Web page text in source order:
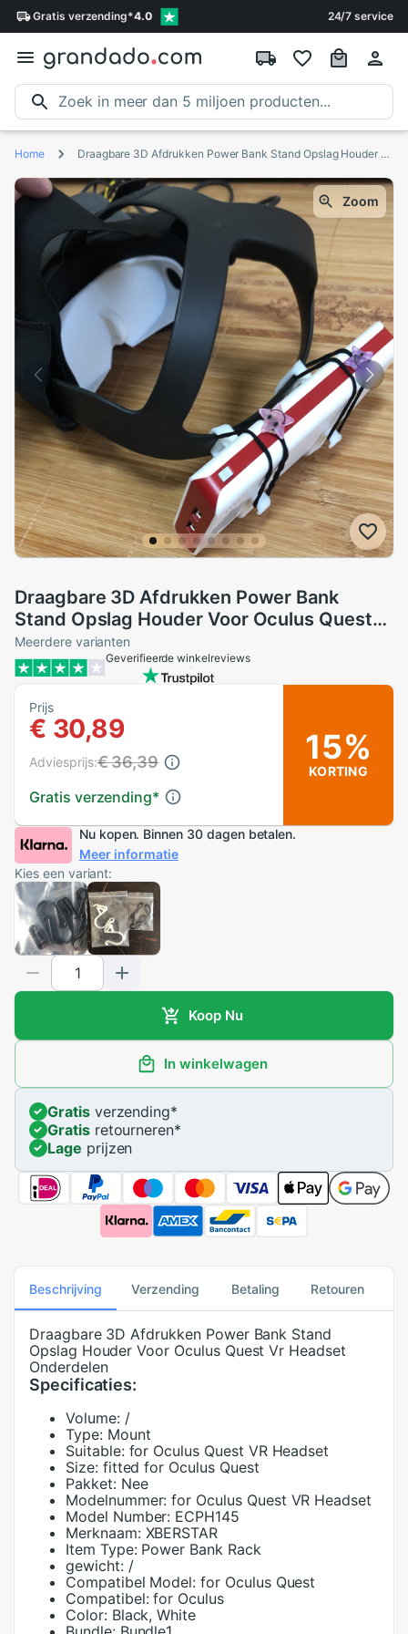
Gratis verzending*4.0 24/7 service
Home Draagbare 3D Afdrukken Power Bank Stand Opslag Houder Voor Oculus Quest Vr Headset Onderdelen
Zoom
Draagbare 3D Afdrukken Power Bank
Stand Opslag Houder Voor Oculus Quest
Vr Headset Onderdelen
Meerdere varianten
Geverifieerde winkelreviews
Prijs
€ 30,89
Gratis verzending*
Adviesprijs:€ 36,39 15%
KORTING
Nu kopen. Binnen 30 dagen betalen.
Meer informatie
Kies een variant:
Koop Nu
In winkelwagen
Gratisverzending*
Gratisretourneren*
Lage prijzen
Beschrijving Verzending Betaling Retouren
Draagbare 3D Afdrukken Power Bank Stand
Opslag Houder Voor Oculus Quest Vr Headset
Onderdelen
Specificaties:
Volume: /
Type: Mount
Suitable: for Oculus Quest VR Headset
Size: fitted for Oculus Quest
Pakket: Nee
Modelnummer: for Oculus Quest VR Headset
Model Number: ECPH145
Merknaam: XBERSTAR
Item Type: Power Bank Rack
gewicht: /
Compatibel Model: for Oculus Quest
Compatibel: for Oculus
Color: Black, White